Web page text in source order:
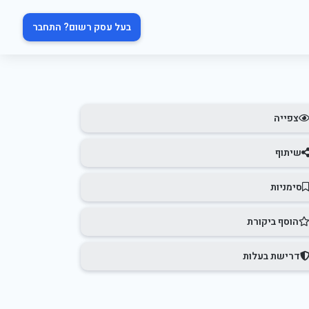
בעל עסק רשום? התחבר
צפייה
שיתוף
סימניות
הוסף ביקורת
דרישת בעלות